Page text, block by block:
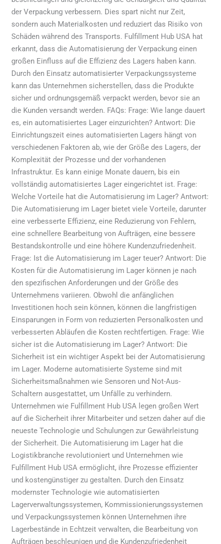
der Verpackung verbessern. Dies spart nicht nur Zeit,
sondern auch Materialkosten und reduziert das Risiko von
Schäden während des Transports. Fulfillment Hub USA hat
erkannt, dass die Automatisierung der Verpackung einen
großen Einfluss auf die Effizienz des Lagers haben kann.
Durch den Einsatz automatisierter Verpackungssysteme
kann das Unternehmen sicherstellen, dass die Produkte
sicher und ordnungsgemäß verpackt werden, bevor sie an
die Kunden versandt werden. FAQs: Frage: Wie lange dauert
es, ein automatisiertes Lager einzurichten? Antwort: Die
Einrichtungszeit eines automatisierten Lagers hängt von
verschiedenen Faktoren ab, wie der Größe des Lagers, der
Komplexität der Prozesse und der vorhandenen
Infrastruktur. Es kann einige Monate dauern, bis ein
vollständig automatisiertes Lager eingerichtet ist. Frage:
Welche Vorteile hat die Automatisierung im Lager? Antwort:
Die Automatisierung im Lager bietet viele Vorteile, darunter
eine verbesserte Effizienz, eine Reduzierung von Fehlern,
eine schnellere Bearbeitung von Aufträgen, eine bessere
Bestandskontrolle und eine höhere Kundenzufriedenheit.
Frage: Ist die Automatisierung im Lager teuer? Antwort: Die
Kosten für die Automatisierung im Lager können je nach
den spezifischen Anforderungen und der Größe des
Unternehmens variieren. Obwohl die anfänglichen
Investitionen hoch sein können, können die langfristigen
Einsparungen in Form von reduzierten Personalkosten und
verbesserten Abläufen die Kosten rechtfertigen. Frage: Wie
sicher ist die Automatisierung im Lager? Antwort: Die
Sicherheit ist ein wichtiger Aspekt bei der Automatisierung
im Lager. Moderne automatisierte Systeme sind mit
Sicherheitsmaßnahmen wie Sensoren und Not-Aus-
Schaltern ausgestattet, um Unfälle zu verhindern.
Unternehmen wie Fulfillment Hub USA legen großen Wert
auf die Sicherheit ihrer Mitarbeiter und setzen daher auf die
neueste Technologie und Schulungen zur Gewährleistung
der Sicherheit. Die Automatisierung im Lager hat die
Logistikbranche revolutioniert und Unternehmen wie
Fulfillment Hub USA ermöglicht, ihre Prozesse effizienter
und kostengünstiger zu gestalten. Durch den Einsatz
modernster Technologie wie automatisierten
Lagerverwaltungssystemen, Kommissionierungssystemen
und Verpackungssystemen können Unternehmen ihre
Lagerbestände in Echtzeit verwalten, die Bearbeitung von
Aufträgen beschleunigen und die Kundenzufriedenheit